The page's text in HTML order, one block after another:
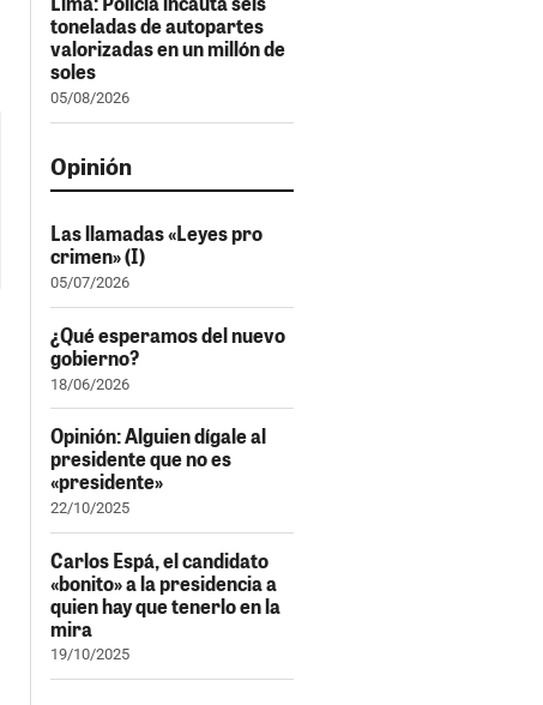
toneladas de autopartes
valorizadas en un millón de
soles
05/08/2026
Opinión
Las llamadas «Leyes pro
crimen» (I)
05/07/2026
¿Qué esperamos del nuevo
gobierno?
18/06/2026
Opinión: Alguien dígale al
presidente que no es
«presidente»
22/10/2025
Carlos Espá, el candidato
«bonito» a la presidencia a
quien hay que tenerlo en la
mira
19/10/2025